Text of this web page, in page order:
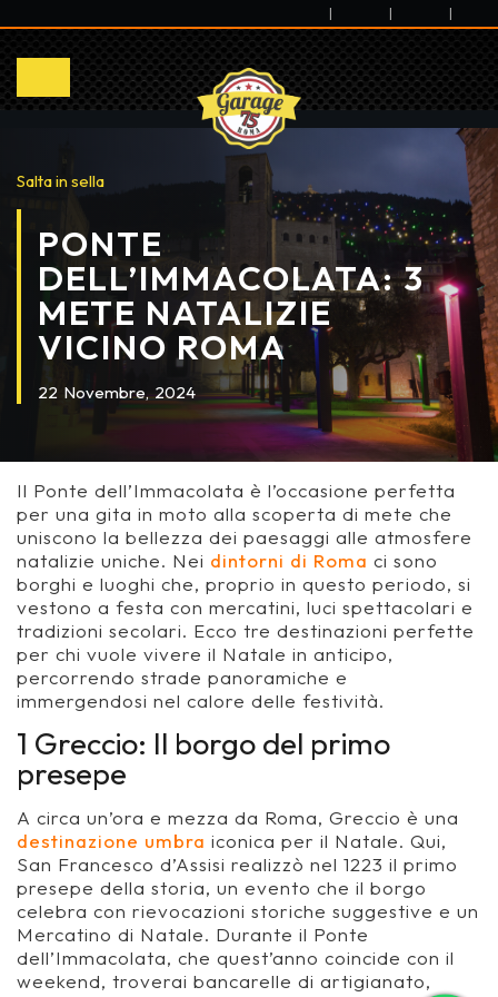
| | |
Salta in sella
PONTE
DELL’IMMACOLATA: 3
METE NATALIZIE
VICINO ROMA
22 Novembre, 2024
Il Ponte dell’Immacolata è l’occasione perfetta
per una gita in moto alla scoperta di mete che
uniscono la bellezza dei paesaggi alle atmosfere
natalizie uniche. Nei dintorni di Roma ci sono
borghi e luoghi che, proprio in questo periodo, si
vestono a festa con mercatini, luci spettacolari e
tradizioni secolari. Ecco tre destinazioni perfette
per chi vuole vivere il Natale in anticipo,
percorrendo strade panoramiche e
immergendosi nel calore delle festività.
1 Greccio: Il borgo del primo
presepe
A circa un’ora e mezza da Roma, Greccio è una
destinazione umbra iconica per il Natale. Qui,
San Francesco d’Assisi realizzò nel 1223 il primo
presepe della storia, un evento che il borgo
celebra con rievocazioni storiche suggestive e un
Mercatino di Natale. Durante il Ponte
dell’Immacolata, che quest’anno coincide con il
weekend, troverai bancarelle di artigianato,